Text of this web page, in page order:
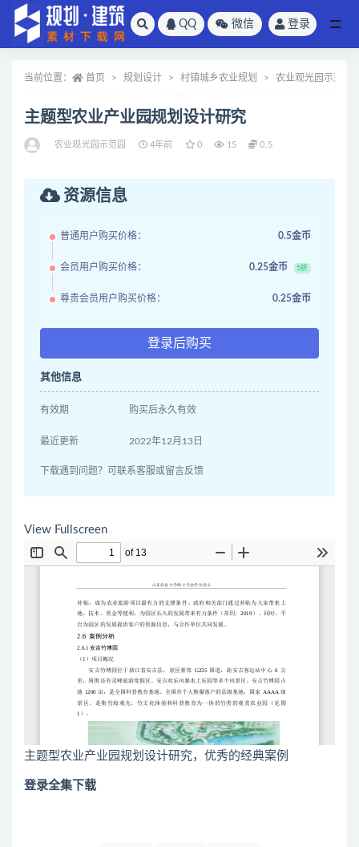
QQ 微信 登录
当前位置： 首页 规划设计 村镇城乡农业规划 农业观光园示范园
主题型农业产业园规划设计研究
农业观光园示范园 4年前 0 15 0.5
资源信息
普通用户购买价格： 0.5金币
会员用户购买价格： 0.25金币 5折
尊贵会员用户购买价格： 0.25金币
登录后购买
其他信息
有效期 购买后永久有效
最近更新 2022年12月13日
下载遇到问题？可联系客服或留言反馈
View Fullscreen
主题型农业产业园规划设计研究，优秀的经典案例
登录全集下载
全部